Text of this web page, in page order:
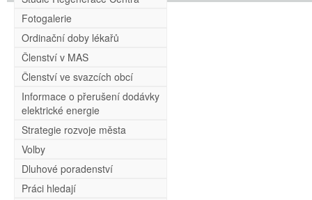
Fotogalerie
Ordinační doby lékařů
Členství v MAS
Členství ve svazcích obcí
Informace o přerušení dodávky
elektrické energie
Strategie rozvoje města
Volby
Dluhové poradenství
Práci hledají